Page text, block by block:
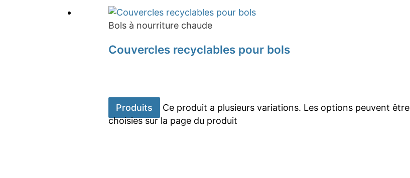
Bols à nourriture chaude
Couvercles recyclables pour bols
Produits
Ce produit a plusieurs variations. Les options peuvent être
choisies sur la page du produit